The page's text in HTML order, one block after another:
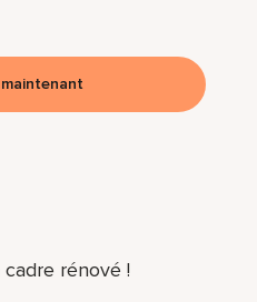
rénové !